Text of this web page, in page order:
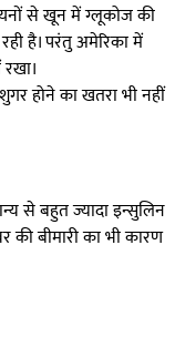
से खून में ग्लूकोज की
है। परंतु अमेरिका में
होने का खतरा भी नहीं
से बहुत ज्यादा इन्सुलिन
की बीमारी का भी कारण